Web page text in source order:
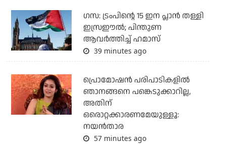
ഗസ: ട്രംപിന്റെ 15 ഇന പ്ലാന്‍ തള്ളി
ഇസ്രഈല്‍; പിന്തുണ
ആവര്‍ത്തിച്ച് ഹമാസ്
39 minutes ago
പ്രൊമോഷന്‍ പരിപാടികളില്‍
ഞാനങ്ങനെ പങ്കെടുക്കാറില്ല,
അതിന്
ഒരൊറ്റക്കാരണമേയുള്ളൂ:
നയന്‍താര
57 minutes ago